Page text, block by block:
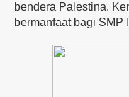
bendera Palestina.
bermanfaat bagi SMP